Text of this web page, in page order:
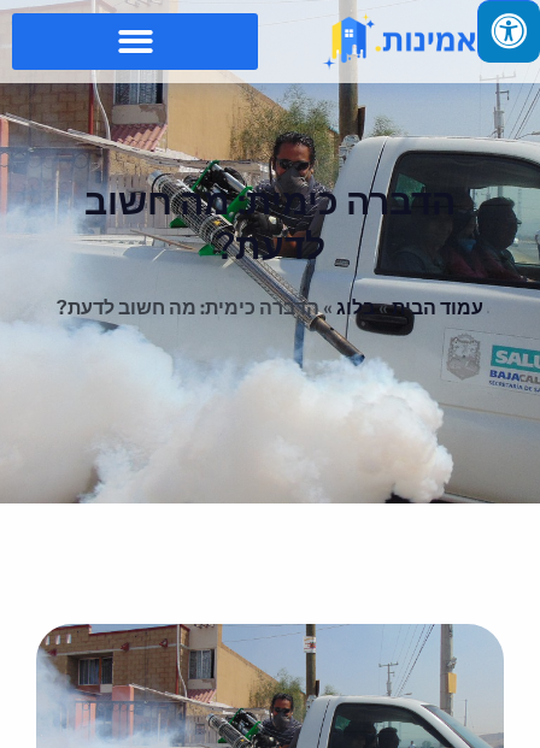
הדברה כימית: מה חשוב
לדעת?
עמוד הבית»בלוג»הדברה כימית: מה חשוב לדעת?